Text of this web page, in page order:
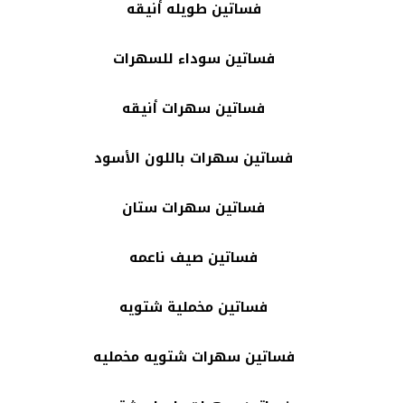
فساتين طويله أنيقه
فساتين سوداء للسهرات
فساتين سهرات أنيقه
فساتين سهرات باللون الأسود
فساتين سهرات ستان
فساتين صيف ناعمه
فساتين مخملية شتويه
فساتين سهرات شتويه مخمليه